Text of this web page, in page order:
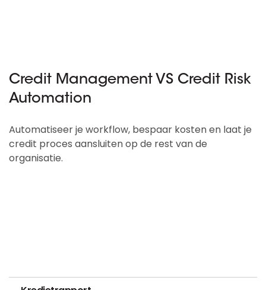
Credit Management VS Credit Risk
Automation
Automatiseer je workflow, bespaar kosten en laat je
credit proces aansluiten op de rest van de
organisatie.